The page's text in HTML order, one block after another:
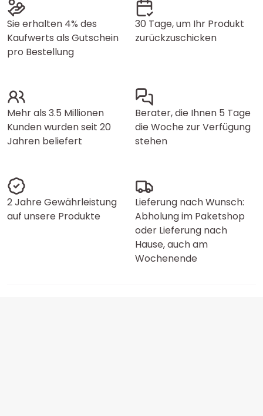
Sie erhalten 4% des
Kaufwerts als Gutschein
pro Bestellung
30 Tage, um Ihr Produkt
zurückzuschicken
Mehr als 3.5 Millionen
Kunden wurden seit 20
Jahren beliefert
Berater, die Ihnen 5 Tage
die Woche zur Verfügung
stehen
2 Jahre Gewährleistung
auf unsere Produkte
Lieferung nach Wunsch:
Abholung im Paketshop
oder Lieferung nach
Hause, auch am
Wochenende